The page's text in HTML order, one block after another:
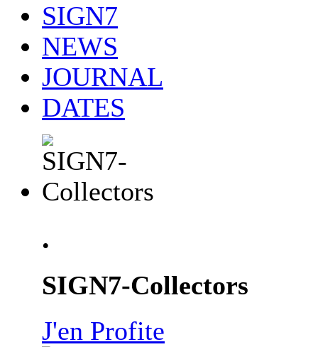
SIGN7
NEWS
JOURNAL
DATES
.
SIGN7-Collectors
J'en Profite